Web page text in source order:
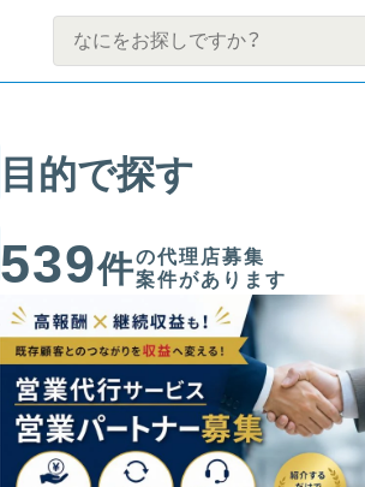
目的で探す
539件の代理店募集
案件があります